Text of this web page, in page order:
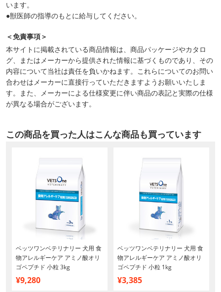
います。
●獣医師の指導のもとに給与してください。
＜免責事項＞
本サイトに掲載されている商品情報は、商品パッケージやカタロ
グ、またはメーカーから提供された情報に基づくものであり、その
内容について当社は責任を負いかねます。これらについてのお問い
合わせはメーカーに直接行っていただきますようお願いいたしま
す。また、メーカーによる仕様変更に伴い商品の表記と実際の仕様
が異なる場合がございます。
この商品を買った人はこんな商品も買っています
ベッツワンベテリナリー 犬用 食
物アレルギーケア アミノ酸オリ
ゴペプチド 小粒 3kg
¥9,280
ベッツワンベテリナリー 犬用 食
物アレルギーケア アミノ酸オリ
ゴペプチド 小粒 1kg
¥3,385